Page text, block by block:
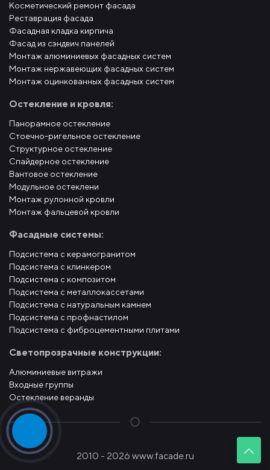
Косметический ремонт фасада
Реставрация фасада
Фасадная кладка кирпича
Фасад из сэндвич панелей
Монтаж алюминиевых фасадных систем
Монтаж нержавеющих фасадных систем
Монтаж оцинкованных фасадных систем
Остекление и кровля:
Панорамное остекление
Стоечно-ригельное остекление
Структурное остекление
Спайдерное остекление
Вантовое остекление
Модульное остеклени
Монтаж рулонной кровли
Монтаж фальцевой кровли
Фасадные системы:
Подсистема с керамогранитом
Подсистема с клинкером
Подсистема с композитом
Подсистема с металлокассетами
Подсистема с натуральным камнем
Подсистема с профнастилом
Подсистема с фиброцементными плитами
Светопрозрачные конструкции:
Алюминиевые витражи
Входные группы
Остекление веранды
2010 - 2026 www.facade.ru